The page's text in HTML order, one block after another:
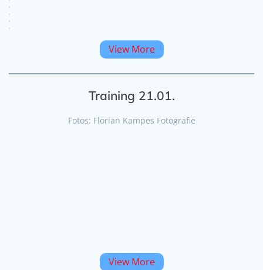
View More
Training 21.01.
Fotos: Florian Kampes Fotografie
View More